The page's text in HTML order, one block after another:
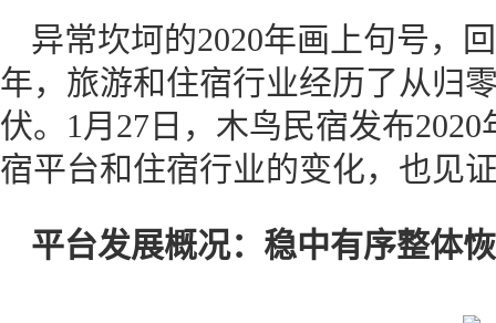
异常坎坷的2020年画上句号，
年，旅游和住宿行业经历了从归
伏。1月27日，木鸟民宿发布
宿平台和住宿行业的变化，也见
平台发展概况：稳中有序整体